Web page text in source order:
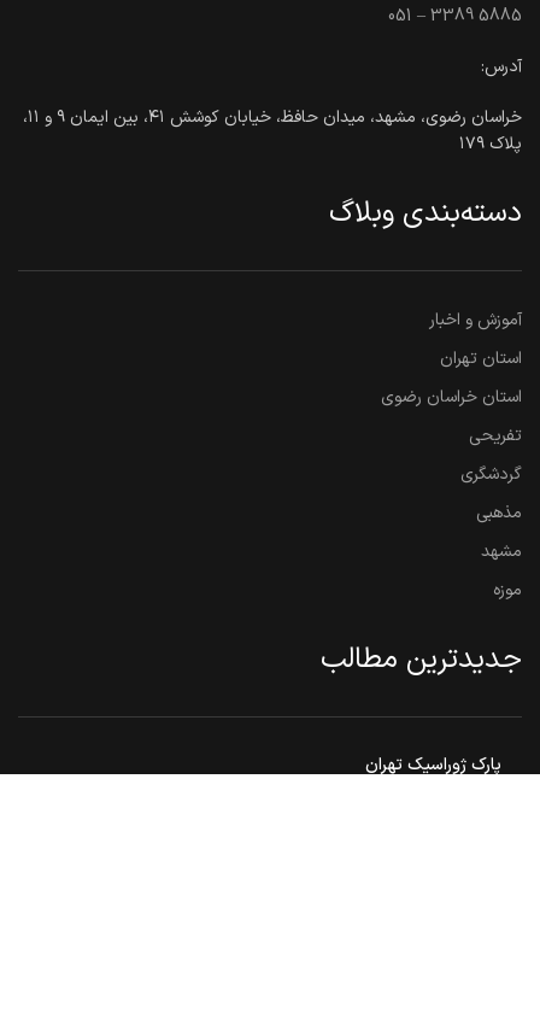
051 – 3389 5885
آدرس:
خراسان رضوی، مشهد، میدان حافظ، خیابان کوشش ۴۱، بین ایمان ۹ و ۱۱،
پلاک ۱۷۹
دسته‌بندی وبلاگ
آموزش و اخبار
استان تهران
استان خراسان رضوی
تفریحی
گردشگری
مذهبی
مشهد
موزه
جدیدترین مطالب
پارک ژوراسیک تهران